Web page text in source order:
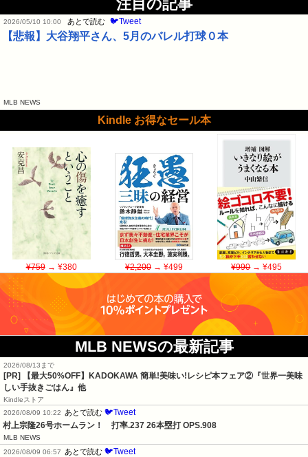
注目の記事
2026/05/10 10:00 あとで読む 🐦Tweet
【悲報】大谷翔平さん、5月のバレル打球０本
MLB NEWS
Kindle お得なセール本
¥759→ ¥380 ¥2,200→ ¥499 ¥990→ ¥495
MLB NEWSの最新記事
2026/08/13まで
[PR] 【最大50%OFF】KADOKAWA 簡単!美味い!レシピ本フェア②『世界一美味
しい手抜きごはん』他
Kindleストア
2026/08/09 10:22
あとで読む 🐦Tweet
村上宗隆26号ホームラン！　打率.237 26本塁打 OPS.908
MLB NEWS
2026/08/09 06:57
あとで読む 🐦Tweet